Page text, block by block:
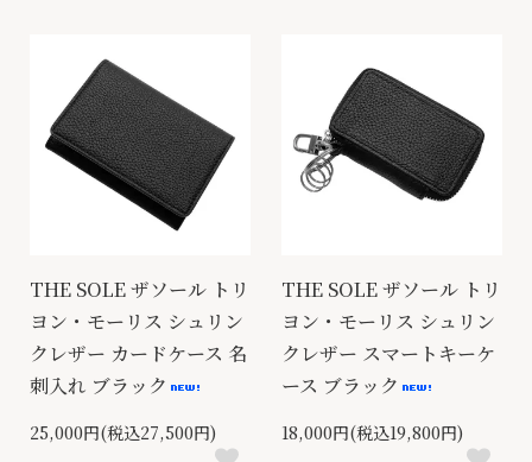
THE SOLE ザソール トリ
ヨン・モーリス シュリン
クレザー カードケース 名
刺入れ ブラック
25,000円(税込27,500円)
THE SOLE ザソール トリ
ヨン・モーリス シュリン
クレザー スマートキーケ
ース ブラック
18,000円(税込19,800円)